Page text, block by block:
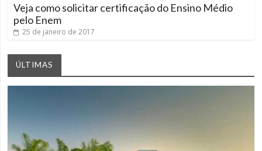
Veja como solicitar certificação do Ensino Médio
pelo Enem
25 de janeiro de 2017
ÚLTIMAS